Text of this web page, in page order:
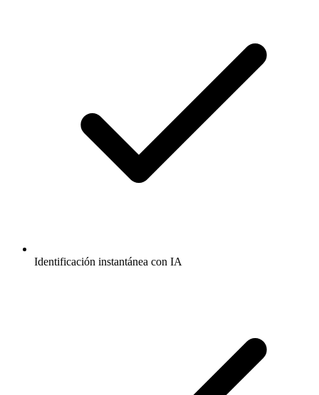
Identificación instantánea con IA